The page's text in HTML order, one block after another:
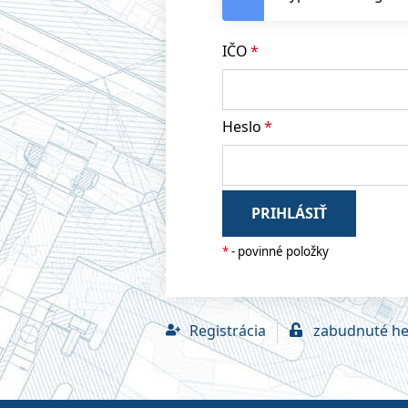
IČO
Heslo
PRIHLÁSIŤ
*- povinné položky
Registrácia zabudnuté